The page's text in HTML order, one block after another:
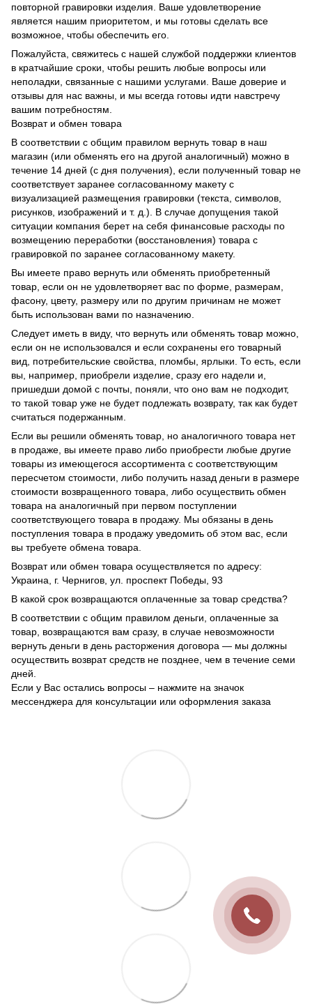
повторной гравировки изделия. Ваше удовлетворение
является нашим приоритетом, и мы готовы сделать все
возможное, чтобы обеспечить его.
Пожалуйста, свяжитесь с нашей службой поддержки клиентов
в кратчайшие сроки, чтобы решить любые вопросы или
неполадки, связанные с нашими услугами. Ваше доверие и
отзывы для нас важны, и мы всегда готовы идти навстречу
вашим потребностям.
Возврат и обмен товара
В соответствии с общим правилом вернуть товар в наш
магазин (или обменять его на другой аналогичный) можно в
течение 14 дней (с дня получения), если полученный товар не
соответствует заранее согласованному макету с
визуализацией размещения гравировки (текста, символов,
рисунков, изображений и т. д.). В случае допущения такой
ситуации компания берет на себя финансовые расходы по
возмещению переработки (восстановления) товара с
гравировкой по заранее согласованному макету.
Вы имеете право вернуть или обменять приобретенный
товар, если он не удовлетворяет вас по форме, размерам,
фасону, цвету, размеру или по другим причинам не может
быть использован вами по назначению.
Следует иметь в виду, что вернуть или обменять товар можно,
если он не использовался и если сохранены его товарный
вид, потребительские свойства, пломбы, ярлыки. То есть, если
вы, например, приобрели изделие, сразу его надели и,
пришедши домой с почты, поняли, что оно вам не подходит,
то такой товар уже не будет подлежать возврату, так как будет
считаться подержанным.
Если вы решили обменять товар, но аналогичного товара нет
в продаже, вы имеете право либо приобрести любые другие
товары из имеющегося ассортимента с соответствующим
пересчетом стоимости, либо получить назад деньги в размере
стоимости возвращенного товара, либо осуществить обмен
товара на аналогичный при первом поступлении
соответствующего товара в продажу. Мы обязаны в день
поступления товара в продажу уведомить об этом вас, если
вы требуете обмена товара.
Возврат или обмен товара осуществляется по адресу:
Украина, г. Чернигов, ул. проспект Победы, 93
В какой срок возвращаются оплаченные за товар средства?
В соответствии с общим правилом деньги, оплаченные за
товар, возвращаются вам сразу, в случае невозможности
вернуть деньги в день расторжения договора — мы должны
осуществить возврат средств не позднее, чем в течение семи
дней.
Если у Вас остались вопросы – нажмите на значок
мессенджера для консультации или оформления заказа